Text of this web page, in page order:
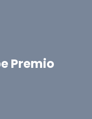
Premio